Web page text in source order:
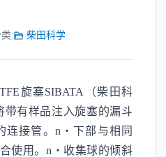
: 柴田科学
旋塞SIBATA（柴田科
带有样品注入旋塞的漏斗
连接管。n・下部与相同
使用。n・收集球的倾斜